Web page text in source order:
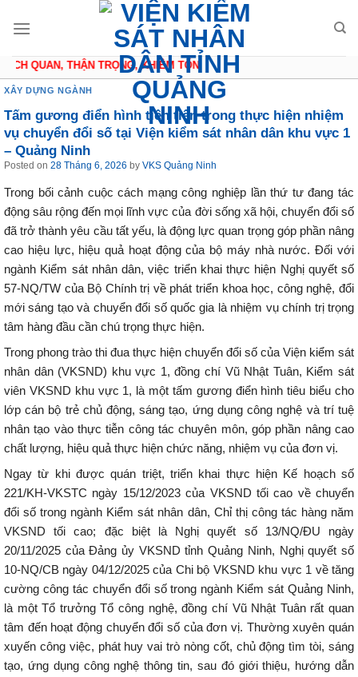
QUAN, THẬN TRỌNG, KHIÊM TỐN
XÂY DỰNG NGÀNH
Tấm gương điển hình tiên tiến trong thực hiện nhiệm
vụ chuyển đổi số tại Viện kiểm sát nhân dân khu vực 1
– Quảng Ninh
Posted on 28 Tháng 6, 2026 by VKS Quảng Ninh
Trong bối cảnh cuộc cách mạng công nghiệp lần thứ tư đang tác
động sâu rộng đến mọi lĩnh vực của đời sống xã hội, chuyển đổi số
đã trở thành yêu cầu tất yếu, là động lực quan trọng góp phần nâng
cao hiệu lực, hiệu quả hoạt động của bộ máy nhà nước. Đối với
ngành Kiểm sát nhân dân, việc triển khai thực hiện Nghị quyết số
57-NQ/TW của Bộ Chính trị về phát triển khoa học, công nghệ, đổi
mới sáng tạo và chuyển đổi số quốc gia là nhiệm vụ chính trị trọng
tâm hàng đầu cần chú trọng thực hiện.
Trong phong trào thi đua thực hiện chuyển đổi số của Viện kiểm sát
nhân dân (VKSND) khu vực 1, đồng chí Vũ Nhật Tuân, Kiểm sát
viên VKSND khu vực 1, là một tấm gương điển hình tiêu biểu cho
lớp cán bộ trẻ chủ động, sáng tạo, ứng dụng công nghệ và trí tuệ
nhân tạo vào thực tiễn công tác chuyên môn, góp phần nâng cao
chất lượng, hiệu quả thực hiện chức năng, nhiệm vụ của đơn vị.
Ngay từ khi được quán triệt, triển khai thực hiện Kế hoạch số
221/KH-VKSTC ngày 15/12/2023 của VKSND tối cao về chuyển
đổi số trong ngành Kiểm sát nhân dân, Chỉ thị công tác hàng năm
VKSND tối cao; đặc biệt là Nghị quyết số 13/NQ/ĐU ngày
20/11/2025 của Đảng ủy VKSND tỉnh Quảng Ninh, Nghị quyết số
10-NQ/CB ngày 04/12/2025 của Chi bộ VKSND khu vực 1 về tăng
cường công tác chuyển đổi số trong ngành Kiểm sát Quảng Ninh,
là một Tổ trưởng Tổ công nghệ, đồng chí Vũ Nhật Tuân rất quan
tâm đến hoạt động chuyển đổi số của đơn vị. Thường xuyên quán
xuyến công việc, phát huy vai trò nòng cốt, chủ động tìm tòi, sáng
tạo, ứng dụng công nghệ thông tin, sau đó giới thiệu, hướng dẫn